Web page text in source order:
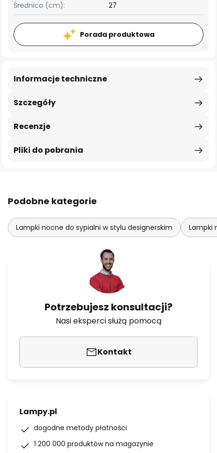
Średnica (cm):
27
Porada produktowa
Szczegóły
Informacje techniczne
Recenzje
Pliki do pobrania
Podobne kategorie
Lampki nocne do sypialni w stylu designerskim Lampki
Potrzebujesz konsultacji?
Nasi eksperci służą pomocą
Kontakt
Lampy.pl
dogodne metody płatności
1 200 000 produktów na magazynie